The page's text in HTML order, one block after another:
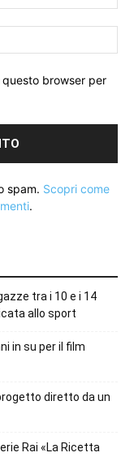
questo browser per
spam. Scopri come
.
tra i 10 e i 14
allo sport
in su per il film
diretto da un
Rai «La Ricetta